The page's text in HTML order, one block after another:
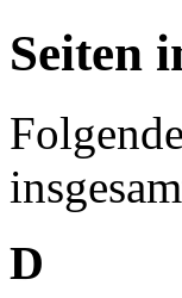
Seiten
D